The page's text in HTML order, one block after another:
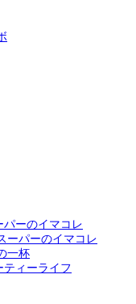
パーのイマコレ
ーパーのイマコレ
一杯
ティーライフ